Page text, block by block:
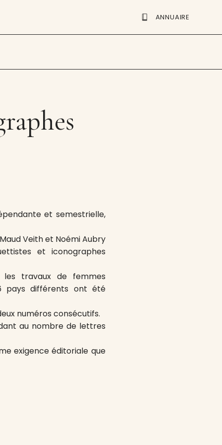
ANNUAIRE
et semestrielle,
Veith et Noémi Aubry
et iconographes
travaux de femmes
pays différents ont été
numéros consécutifs.
au nombre de lettres
exigence éditoriale que